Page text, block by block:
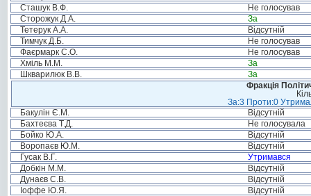
Сташук В.Ф.
Не голосував
Сторожук Д.А.
За
Тетерук А.А.
Відсутній
Тимчук Д.Б.
Не голосував
Фаєрмарк С.О.
Не голосував
Хміль М.М.
За
Шкварилюк В.В.
За
Фракція
За:3 Проти:0
Бакулін Є.М.
Відсутній
Бахтеєва Т.Д.
Не голосувала
Бойко Ю.А.
Відсутній
Воропаєв Ю.М.
Відсутній
Гусак В.Г.
Утримався
Добкін М.М.
Відсутній
Дунаєв С.В.
Відсутній
Іоффе Ю.Я.
Відсутній